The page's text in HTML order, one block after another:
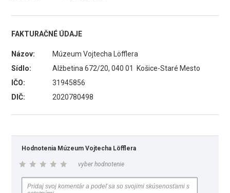
FAKTURAČNÉ ÚDAJE
Názov:
Múzeum Vojtecha Löfflera
Sídlo:
Alžbetina 672/20, 040 01 Košice-Staré Mesto
IČO:
31945856
DIČ:
2020780498
Hodnotenia Múzeum Vojtecha Löfflera
vyber hodnotenie